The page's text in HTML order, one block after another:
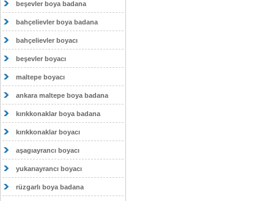
beşevler boya badana
bahçelievler boya badana
bahçelievler boyacı
beşevler boyacı
maltepe boyacı
ankara maltepe boya badana
kırıkkonaklar boya badana
kırıkkonaklar boyacı
aşagıayrancı boyacı
yukarıayrancı boyacı
rüzgarlı boya badana